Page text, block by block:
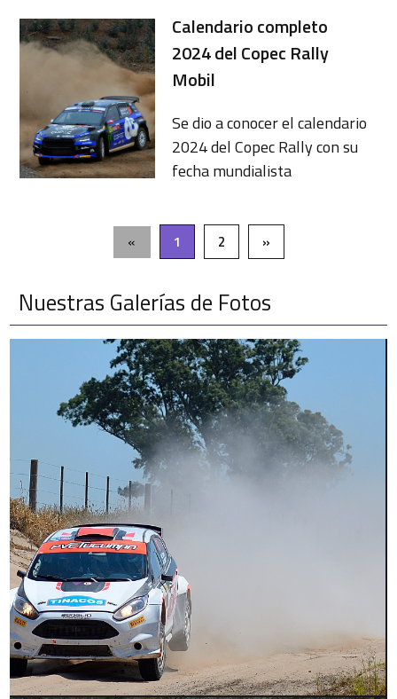
Calendario completo
2024 del Copec Rally
Mobil
Se dio a conocer el calendario
2024 del Copec Rally con su
fecha mundialista
« 1 2 »
Nuestras Galerías de Fotos